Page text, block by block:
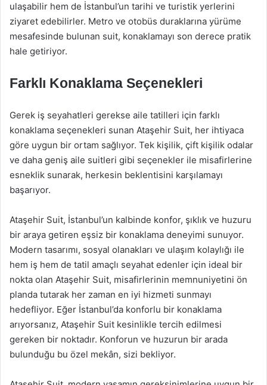
ulaşabilir hem de İstanbul’un tarihi ve turistik yerlerini
ziyaret edebilirler. Metro ve otobüs duraklarına yürüme
mesafesinde bulunan suit, konaklamayı son derece pratik
hale getiriyor.
Farklı Konaklama Seçenekleri
Gerek iş seyahatleri gerekse aile tatilleri için farklı
konaklama seçenekleri sunan Ataşehir Suit, her ihtiyaca
göre uygun bir ortam sağlıyor. Tek kişilik, çift kişilik odalar
ve daha geniş aile suitleri gibi seçenekler ile misafirlerine
esneklik sunarak, herkesin beklentisini karşılamayı
başarıyor.
Ataşehir Suit, İstanbul’un kalbinde konfor, şıklık ve huzuru
bir araya getiren eşsiz bir konaklama deneyimi sunuyor.
Modern tasarımı, sosyal olanakları ve ulaşım kolaylığı ile
hem iş hem de tatil amaçlı seyahat edenler için ideal bir
nokta olan Ataşehir Suit, misafirlerinin memnuniyetini ön
planda tutarak her zaman en iyi hizmeti sunmayı
hedefliyor. Eğer İstanbul’da konforlu bir konaklama
arıyorsanız, Ataşehir Suit kesinlikle tercih edilmesi
gereken bir noktadır. Konforun ve huzurun bir arada
bulunduğu bu özel mekân, sizi bekliyor.